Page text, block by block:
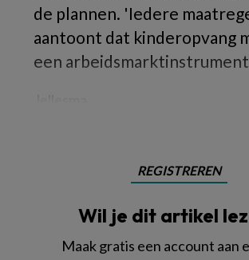
de plannen. 'Iedere
aantoont dat kinderopvang
een
REGISTREREN
Wil je dit artikel
Maak gratis een account aan